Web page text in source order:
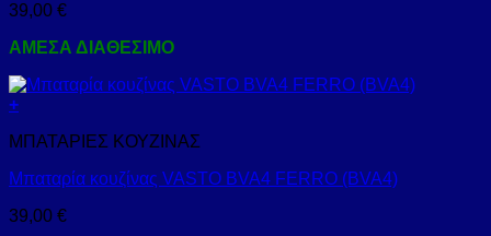
39,00 €
ΑΜΕΣΑ ΔΙΑΘΕΣΙΜΟ
+
ΜΠΑΤΑΡΙΕΣ ΚΟΥΖΙΝΑΣ
Μπαταρία κουζίνας VASTO BVA4 FERRO (BVA4)
39,00 €